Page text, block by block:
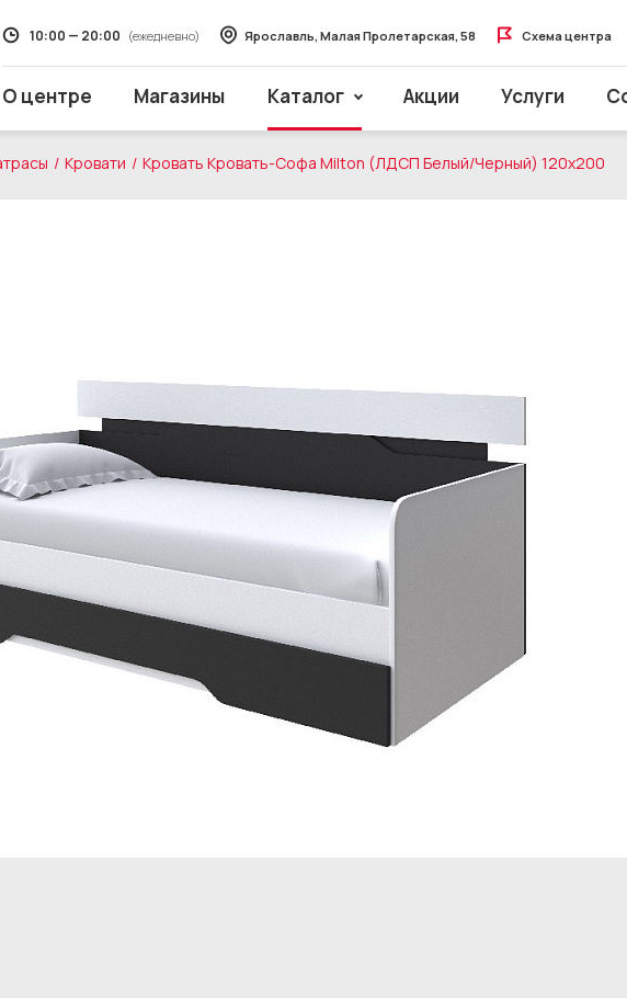
О центре Магазины Каталог Акции Услуги
10:00 — 20:00 (ежедневно) Ярославль, Малая Пролетарская, 58 Схема центра
Кровати Кровать Кровать-Софа Milton (ЛДСП Белый/Черный) 120x200